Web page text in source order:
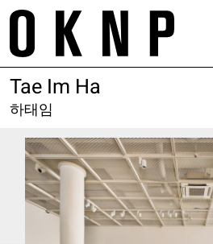
Skip
Project
E. project@oknp.kr
Space
E. space@oknp.kr
Tae Im Ha
하태임